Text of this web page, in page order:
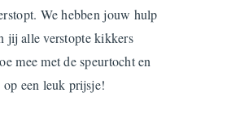
We hebben jouw hulp
jij alle verstopte kikkers
mee met de speurtocht en
op een leuk prijsje!